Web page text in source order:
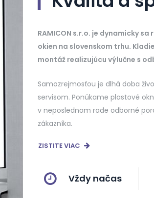
RAMICON s.r.o. je dynamicky
okien na slovenskom trhu.
montáž realizujúcu výlučne s
Samozrejmosťou je dlhá doba
servisom. Ponúkame plastové
v neposlednom rade odborné
zákazníka.
ZISTITE VIAC
Vždy načas